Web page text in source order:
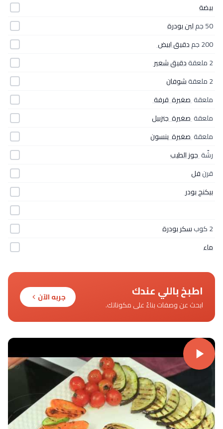
بيضة
50 جم
لبن‎ ‎بودرة
200 جم
دقيق‎ ‎ابيض‎ ‎
2 ملعقة
دقيق‎ ‎شعير‎ ‎
2 ملعقة
شوفان
ملعقة‎ ‎صغيرة‎ ‎ قرفة‎ ‎‎
ملعقة‎ ‎صغيرة‎ ‎ جنزبيل
ملعقة‎ ‎صغيرة‎ ‎ ينسون
رشّة‎ ‎جوز‎ ‎الطيب
قرنفل
بيكنج‎ ‎بودر‎ ‎
2 كوب
سكر‎ ‎بودرة
ماء
اطبخ باللي عندك
ابحث عن وصفات بناءً على مكوناتك.
جربه الآن